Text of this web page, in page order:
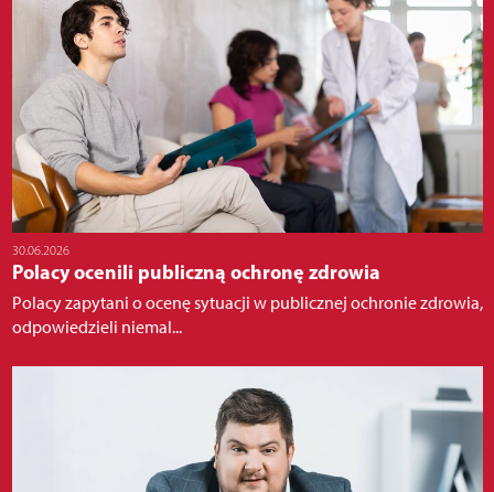
30.06.2026
Polacy ocenili publiczną ochronę zdrowia
Polacy zapytani o ocenę sytuacji w publicznej ochronie zdrowia,
odpowiedzieli niemal...